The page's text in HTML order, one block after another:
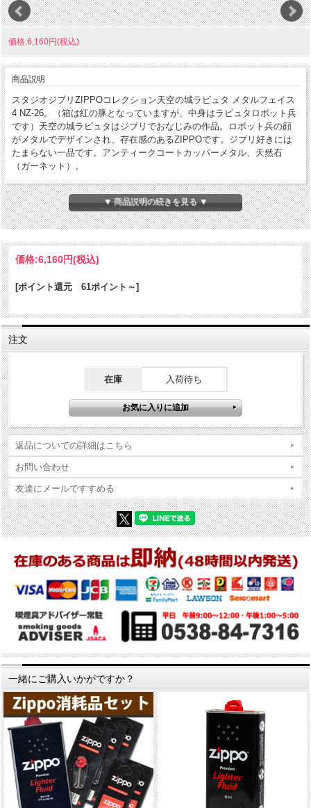
価格:6,160円(税込)
商品説明
スタジオジブリZIPPOコレクション天空の城ラピュタ メタルフェイス
4 NZ-26。（箱は紅の豚となっていますが、中身はラピュタロボット兵
です）天空の城ラピュタはジブリでおなじみの作品。ロボット兵の顔
がメタルでデザインされ、存在感のあるZIPPOです。ジブリ好きには
たまらない一品です。アンティークコートカッパーメタル、天然石
（ガーネット）。
コンディション [A]使用感少なく状態が良い
製造年月 2011年10月
製造国 アメリカ合衆国
発売国 日本
付属品
パッケージ:あり
商品コンディションの詳細な説明
年・月は、一致しない場合がございます。ストックを利用する関係上
ずれが生じます(場合によっては数年)。
※当店では真贋確認の上、簡易クリーニング、フリントの発火ができ
る状態で販売しておりますが、現状でのお渡しになりますので、商品
▼ 商品説明の続きを見る ▼
価格:6,160円(税込)
[ポイント還元 61ポイント～]
注文
在庫 入荷待ち
返品についての詳細はこちら
お問い合わせ
友達にメールですすめる
一緒にご購入いかがですか？